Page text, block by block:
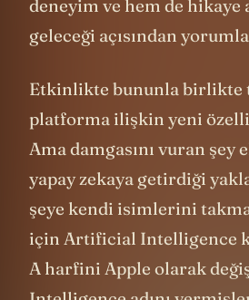
deneyim ve hem de hikaye
geleceği açısından
Etkinlikte bununla birlikte
platforma ilişkin yeni
Ama damgasını vuran şey
yapay zekaya getirdiği
şeye kendi isimlerini
için Artificial Intelligence
A harfini Apple olarak